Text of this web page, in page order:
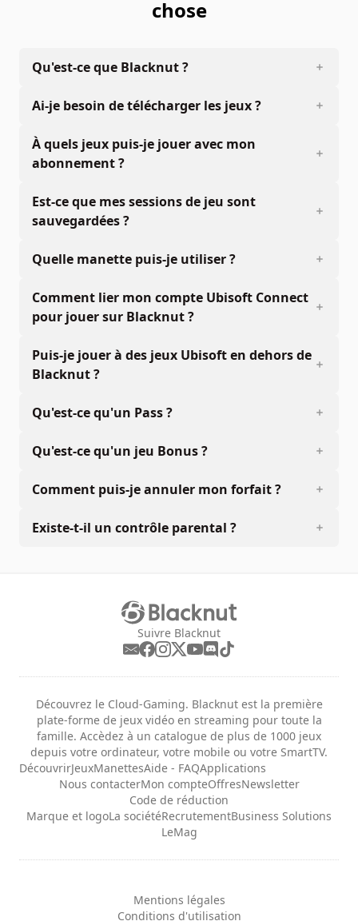
chose
Qu'est-ce que Blacknut ?
Ai-je besoin de télécharger les jeux ?
À quels jeux puis-je jouer avec mon
abonnement ?
Est-ce que mes sessions de jeu sont
sauvegardées ?
Quelle manette puis-je utiliser ?
Comment lier mon compte Ubisoft Connect
pour jouer sur Blacknut ?
Puis-je jouer à des jeux Ubisoft en dehors de
Blacknut ?
Qu'est-ce qu'un Pass ?
Qu'est-ce qu'un jeu Bonus ?
Comment puis-je annuler mon forfait ?
Existe-t-il un contrôle parental ?
Suivre Blacknut
Découvrez le Cloud-Gaming. Blacknut est la première
plate-forme de jeux vidéo en streaming pour toute la
famille. Accèdez à un catalogue de plus de 1000 jeux
depuis votre ordinateur, votre mobile ou votre SmartTV.
DécouvrirJeuxManettesAide - FAQApplications
Nous contacterMon compteOffresNewsletter
Code de réduction
Marque et logoLa sociétéRecrutementBusiness Solutions
LeMag
Mentions légales
Conditions d'utilisation